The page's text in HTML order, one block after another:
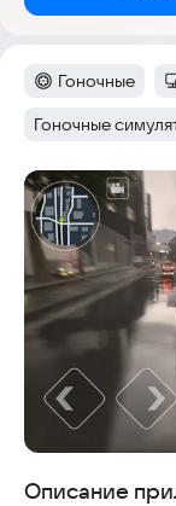
Категория:
Гоночные
Тег:
Гоночные
Описание